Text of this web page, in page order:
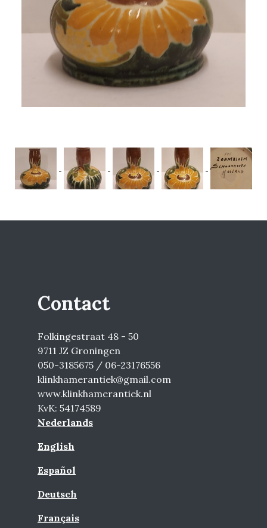
Contact
Folkingestraat 48 - 50
9711 JZ Groningen
050-3185675 / 06-23176556
klinkhamerantiek@gmail.com
www.klinkhamerantiek.nl
KvK: 54174589
Nederlands
English
Español
Deutsch
Français